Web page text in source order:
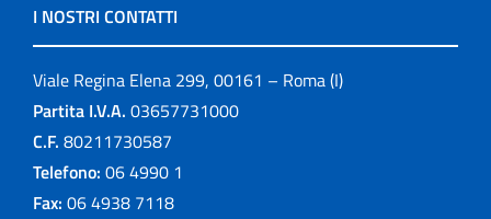
I NOSTRI CONTATTI
Viale Regina Elena 299, 00161 – Roma (I)
Partita I.V.A. 03657731000
C.F. 80211730587
Telefono: 06 4990 1
Fax: 06 4938 7118